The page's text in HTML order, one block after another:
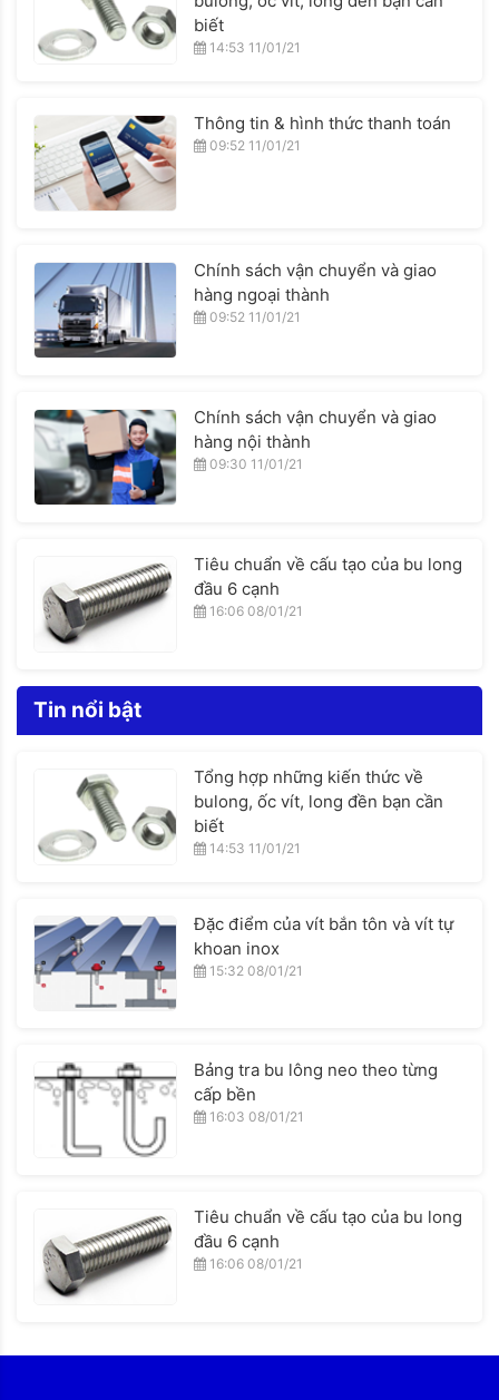
biết
14:53 11/01/21
Thông tin & hình thức thanh toán
09:52 11/01/21
Chính sách vận chuyển và giao
hàng ngoại thành
09:52 11/01/21
Chính sách vận chuyển và giao
hàng nội thành
09:30 11/01/21
Tiêu chuẩn về cấu tạo của bu long
đầu 6 cạnh
16:06 08/01/21
Tin nổi bật
Tổng hợp những kiến thức về
bulong, ốc vít, long đền bạn cần
biết
14:53 11/01/21
Đặc điểm của vít bắn tôn và vít tự
khoan inox
15:32 08/01/21
Bảng tra bu lông neo theo từng
cấp bền
16:03 08/01/21
Tiêu chuẩn về cấu tạo của bu long
đầu 6 cạnh
16:06 08/01/21